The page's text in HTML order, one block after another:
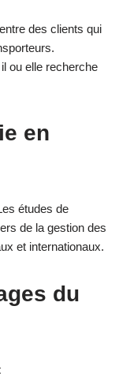
des clients qui
ou elle recherche
en
études de
de la gestion des
et internationaux.
du